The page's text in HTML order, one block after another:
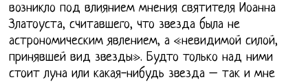
возникло под влиянием мнения святителя Иоанна
Златоуста, считавшего, что звезда была не
астрономическим явлением, а «невидимой силой,
принявшей вид звезды». Будто только над ними
стоит луна или какая-нибудь звезда – так и мне